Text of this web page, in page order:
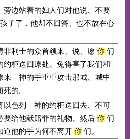
旁边站着的妇人们对他说、不要
子了．他却不回答、也不放在心
非利士的众首领来、说、愿 你们
柜送回原处、免得害了我们和
来 神的手重重攻击那城、城中
的。
以色列 神的约柜送回去、不可
要给他献赔罪的礼物、然后 你们
道他的手为何不离开 你们。